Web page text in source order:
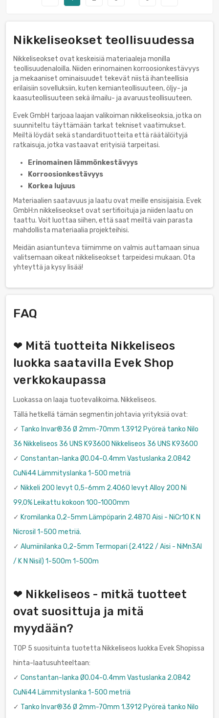
Nikkeliseokset teollisuudessa
Nikkeliseokset ovat keskeisiä materiaaleja monilla
teollisuudenaloilla. Niiden erinomainen korroosionkestävyys
ja mekaaniset ominaisuudet tekevät niistä ihanteellisia
erilaisiin sovelluksiin, kuten kemianteollisuuteen, öljy- ja
kaasuteollisuuteen sekä ilmailu- ja avaruusteollisuuteen.
Evek GmbH tarjoaa laajan valikoiman nikkeliseoksia, jotka on
suunniteltu täyttämään tarkat tekniset vaatimukset.
Meiltä löydät sekä standardituotteita että räätälöityjä
ratkaisuja, jotka vastaavat erityisiä tarpeitasi.
Erinomainen lämmönkestävyys
Korroosionkestävyys
Korkea lujuus
Materiaalien saatavuus ja laatu ovat meille ensisijaisia. Evek
GmbH:n nikkeliseokset ovat sertifioituja ja niiden laatu on
taattu. Voit luottaa siihen, että saat meiltä vain parasta
mahdollista materiaalia projekteihisi.
Meidän asiantunteva tiimimme on valmis auttamaan sinua
valitsemaan oikeat nikkeliseokset tarpeidesi mukaan. Ota
yhteyttä ja kysy lisää!
FAQ
❤ Mitä tuotteita Nikkeliseos
luokka saatavilla Evek Shop
verkkokaupassa
Luokassa on laaja tuotevalikoima. Nikkeliseos.
Tällä hetkellä tämän segmentin johtavia yrityksiä ovat:
✓ Tanko Invar®36 Ø 2mm-70mm 1.3912 Pyöreä tanko Nilo
36 Nikkeliseos 36 UNS K93600 Nikkeliseos 36 UNS K93600
✓ Constantan-lanka Ø0.04-0.4mm Vastuslanka 2.0842
CuNi44 Lämmityslanka 1-500 metriä
✓ Nikkeli 200 levyt 0,5-6mm 2.4060 levyt Alloy 200 Ni
99,0% Leikattu kokoon 100-1000mm
✓ Kromilanka 0,2-5mm Lämpöparin 2.4870 Aisi - NiCr10 K N
Nicrosil 1-500 metriä.
✓ Alumiinilanka 0,2-5mm Termopari (2.4122 / Aisi - NiMn3Al
/ K N Nisil) 1-500m 1-500m
❤ Nikkeliseos - mitkä tuotteet
ovat suosittuja ja mitä
myydään?
TOP 5 suosituinta tuotetta Nikkeliseos luokka Evek Shopissa
hinta-laatusuhteeltaan:
✓ Constantan-lanka Ø0.04-0.4mm Vastuslanka 2.0842
CuNi44 Lämmityslanka 1-500 metriä
✓ Tanko Invar®36 Ø 2mm-70mm 1.3912 Pyöreä tanko Nilo